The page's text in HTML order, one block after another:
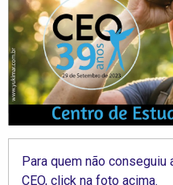
Para quem não
CEO, click na foto acima.